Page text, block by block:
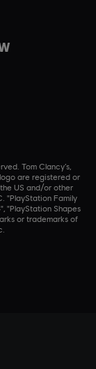
Tom Clancy’s,
are registered or
US and/or other
"PlayStation Family
"PlayStation Shapes
or trademarks of